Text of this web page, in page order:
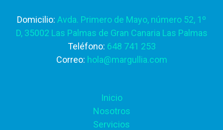
Domicilio: Avda. Primero de Mayo, número 52, 1º
D, 35002 Las Palmas de Gran Canaria Las Palmas
Teléfono: 648 741 253
Correo: hola@margullia.com
Inicio
Nosotros
Servicios